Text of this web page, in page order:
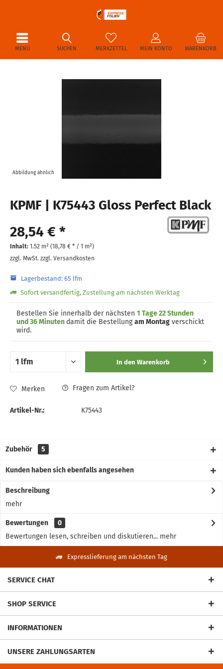
MENÜ WARENKORB
MERKZETTEL MEIN KONTO
SUCHEN
Abbildung ähnlich
KPMF | K75443 Gloss Perfect Black
28,54 € *
Inhalt: 1.52 m² (18,78 € * / 1 m²)
zzgl. MwSt. zzgl. Versandkosten
Lagerbestand: 65 lfm
Sofort versandfertig, Zustellung am nächsten Werktag
Bestellen Sie innerhalb der nächsten 1 Tage 22 Stunden
und 36 Minuten damit die Bestellungam Montag verschickt
wird.
In den Warenkorb
Merken Fragen zum Artikel?
Artikel-Nr.: K75443
Zubehör 5
Kunden haben sich ebenfalls angesehen
Beschreibung
mehr
Bewertungen
0
Bewertungen lesen, schreiben und diskutieren... mehr
Expresslieferung am nächsten Tag
SERVICE CHAT
SHOP SERVICE
INFORMATIONEN
UNSERE ZAHLUNGSARTEN